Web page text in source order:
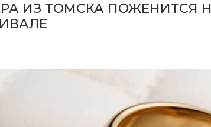
ИЗ ТОМСКА ПОЖЕНИТСЯ